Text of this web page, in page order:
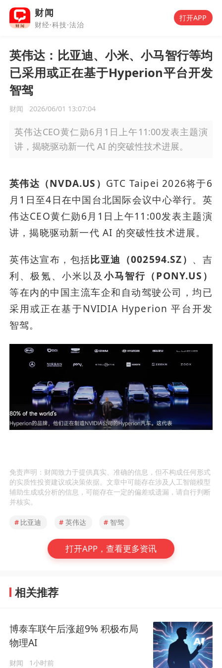
财闻
财经·科技·法治
打开APP
英伟达：比亚迪、小米、小马智行等均
已采用或正在基于Hyperion平台开发
智驾
财闻 2026/06/01 13:07:04
英伟达CEO黄仁勋6月1日上午11:00发表主题演
讲，揭晓驱动新一代 AI 的突破性技术进展。
英伟达（NVDA.US） GTC Taipei 2026将于6
月1日至4日在中国台北国际会议中心举行。英
伟达CEO黄仁勋6月1日上午11:00发表主题演
讲，揭晓驱动新一代 AI 的突破性技术进展。
英伟达宣布，包括比亚迪（002594.SZ） 、吉
利、极氪、小米以及 小马智行（PONY.US）
等在内的中国主流车企和自动驾驶公司，均已
采用或正在基于NVIDIA Hyperion 平台开发
智驾。
免责声明：财闻致力于提供真实、准确的信息，但不构成任何形式
的实质性投资建议或决策依据。文章中可能存在涉及人工智能模型
辅助生成或分析的信息，可能存在一定的偏差或遗漏，请自行判断
并核实。
# 比亚迪 # 英伟达 # 智驾
打开APP，查看更多资讯
相关推荐
博泰车联午后涨超9% 积极布局
物理AI
财闻 1小时前